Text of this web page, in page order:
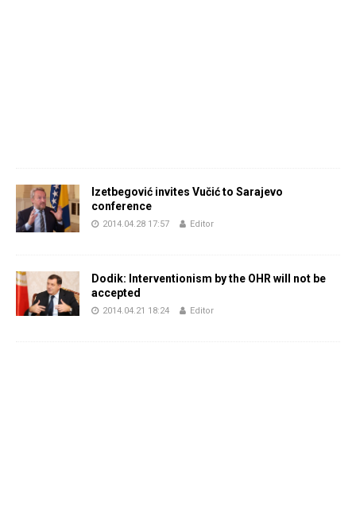
Izetbegović invites Vučić to Sarajevo
conference
2014.04.28 17:57 Editor
Dodik: Interventionism by the OHR will not be
accepted
2014.04.21 18:24 Editor